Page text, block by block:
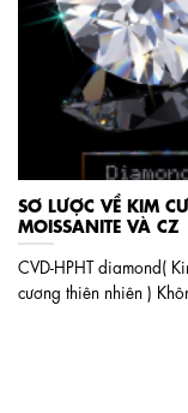
SƠ LƯỢC VỀ KIM
MOISSANITE VÀ CZ
CVD-HPHT diamond(
cương thiên nhiên )